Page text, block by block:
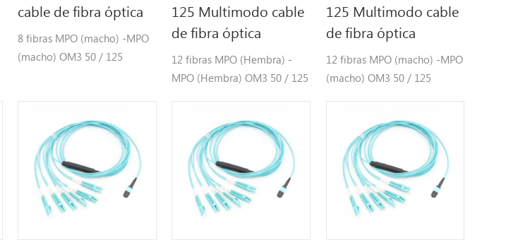
cable de fibra óptica
8 fibras MPO (macho) -MPO
(macho) OM3 50 / 125
125 Multimodo cable
de fibra óptica
12 fibras MPO (Hembra) -
MPO (Hembra) OM3 50 / 125
125 Multimodo cable
de fibra óptica
12 fibras MPO (macho) -MPO
(macho) OM3 50 / 125